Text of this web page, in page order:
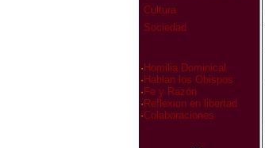
Cultura
Sociedad
· Homilia Dominical
· Hablan los Obispos
· Fe y Razón
· Reflexion en libertad
·Colaboraciones